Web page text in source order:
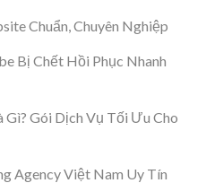
Chuẩn, Chuyên Nghiệp
Bị Chết Hồi Phục Nhanh
Gói Dịch Vụ Tối Ưu Cho
Agency Việt Nam Uy Tín